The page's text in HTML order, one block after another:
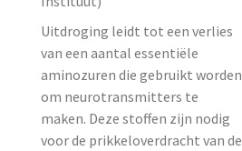
Uitdroging leidt tot een verlies
van een aantal essentiële
aminozuren die gebruikt worden
om neurotransmitters te
maken. Deze stoffen zijn nodig
voor de prikkeloverdracht van de